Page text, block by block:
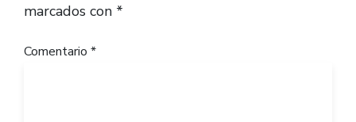
marcados con *
Comentario *